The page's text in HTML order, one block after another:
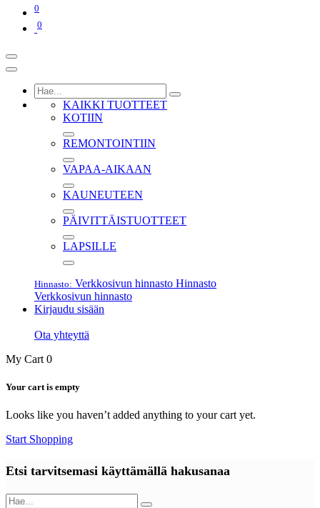
0
0
KAIKKI TUOTTEET
KOTIIN
REMONTOINTIIN
VAPAA-AIKAAN
KAUNEUTEEN
PÄIVITTÄISTUOTTEET
LAPSILLE
Hinnasto: Verkkosivun hinnasto Hinnasto
Verkkosivun hinnasto
Kirjaudu sisään
Ota yhteyttä
My Cart 0
Your cart is empty
Looks like you haven’t added anything to your cart yet.
Start Shopping
Etsi tarvitsemasi käyttämällä hakusanaa